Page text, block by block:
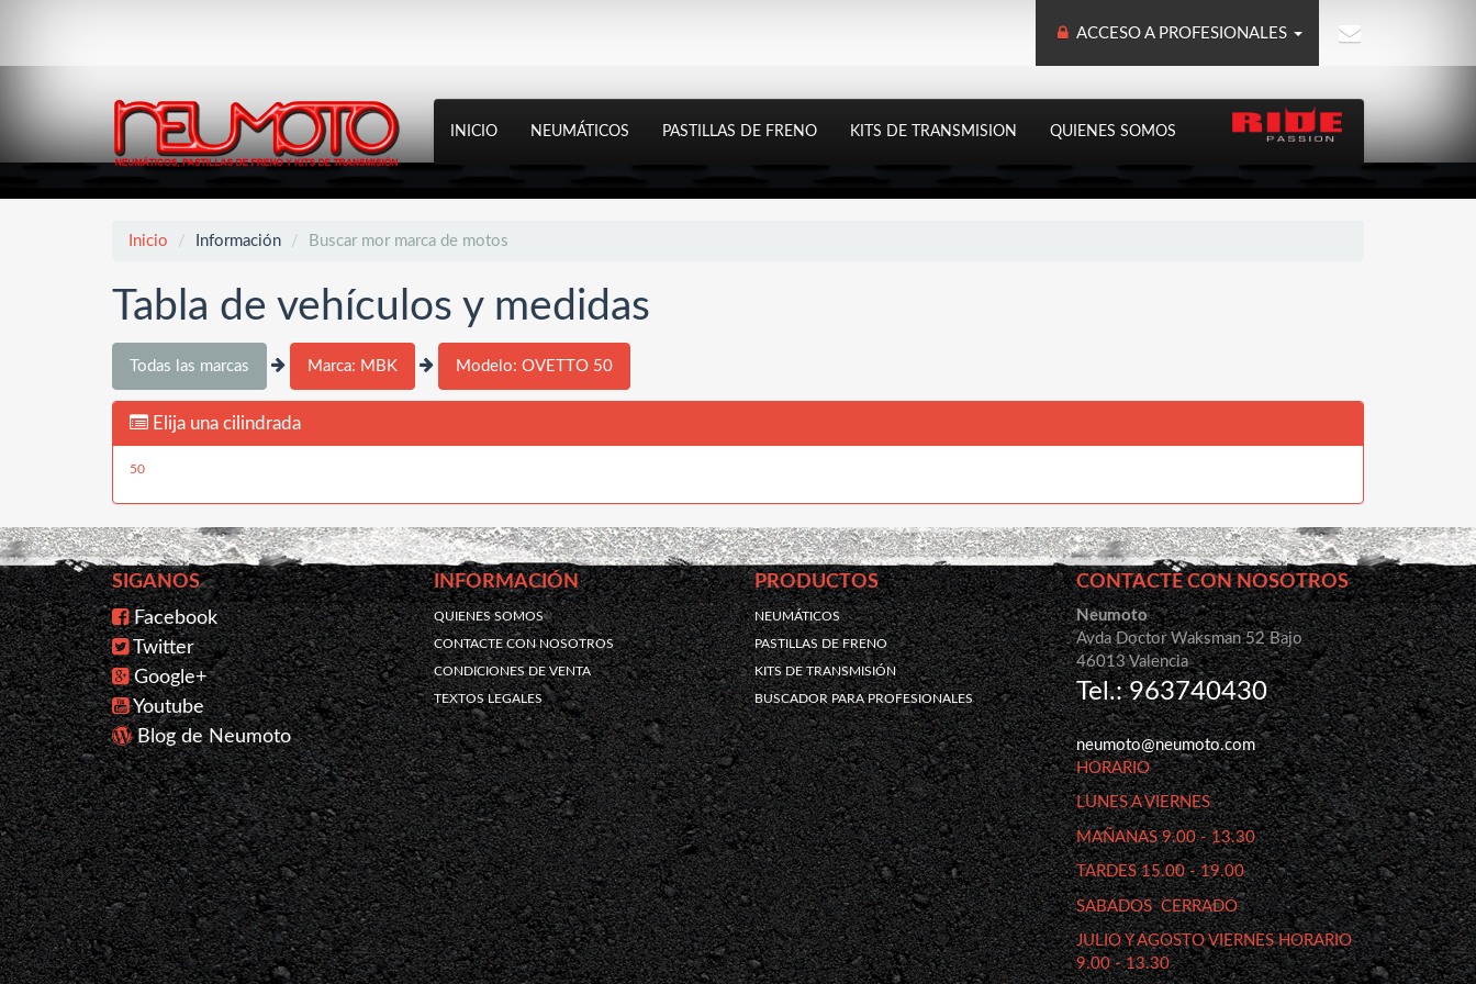
ACCESO A PROFESIONALES
INICIO NEUMÁTICOS PASTILLAS DE FRENO KITS DE TRANSMISION QUIENES SOMOS
Inicio Información Buscar mor marca de motos
Tabla de vehículos y medidas
Todas las marcas Marca: MBK Modelo: OVETTO 50
Elija una cilindrada
50
SIGANOS
Facebook
Twitter
Google+
Youtube
Blog de Neumoto
INFORMACIÓN
QUIENES SOMOS
CONTACTE CON NOSOTROS
CONDICIONES DE VENTA
TEXTOS LEGALES
PRODUCTOS
NEUMÁTICOS
PASTILLAS DE FRENO
KITS DE TRANSMISIÓN
BUSCADOR PARA PROFESIONALES
CONTACTE CON NOSOTROS
Neumoto
Avda Doctor Waksman 52 Bajo
46013 Valencia
Tel.: 963740430
neumoto@neumoto.com
HORARIO
LUNES A VIERNES
MAÑANAS 9.00 - 13.30
TARDES 15.00 - 19.00
SABADOS CERRADO
JULIO Y AGOSTO VIERNES HORARIO
9.00 - 13.30